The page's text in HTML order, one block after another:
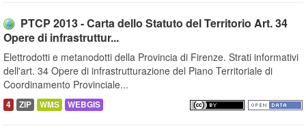
PTCP 2013 - Carta dello Statuto del Territorio Art. 34
Opere di infrastruttur...
Elettrodotti e metanodotti della Provincia di Firenze. Strati informativi
dell'art. 34 Opere di infrastrutturazione del Piano Territoriale di
Coordinamento Provinciale...
4 ZIP WMS WEBGIS